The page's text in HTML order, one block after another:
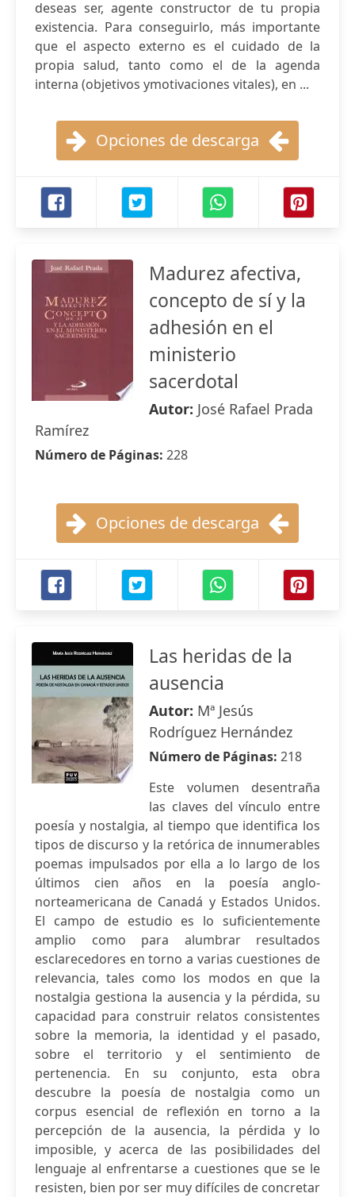
deseas ser, agente constructor de tu propia
existencia. Para conseguirlo, más importante
que el aspecto externo es el cuidado de la
propia salud, tanto como el de la agenda
interna (objetivos ymotivaciones vitales), en ...
Opciones de descarga
Madurez afectiva,
concepto de sí y la
adhesión en el
ministerio
sacerdotal
Autor: José Rafael Prada
Ramírez
Número de Páginas: 228
Opciones de descarga
Las heridas de la
ausencia
Autor: Mª Jesús
Rodríguez Hernández
Número de Páginas: 218
Este volumen desentraña
las claves del vínculo entre
poesía y nostalgia, al tiempo que identifica los
tipos de discurso y la retórica de innumerables
poemas impulsados por ella a lo largo de los
últimos cien años en la poesía anglo-
norteamericana de Canadá y Estados Unidos.
El campo de estudio es lo suficientemente
amplio como para alumbrar resultados
esclarecedores en torno a varias cuestiones de
relevancia, tales como los modos en que la
nostalgia gestiona la ausencia y la pérdida, su
capacidad para construir relatos consistentes
sobre la memoria, la identidad y el pasado,
sobre el territorio y el sentimiento de
pertenencia. En su conjunto, esta obra
descubre la poesía de nostalgia como un
corpus esencial de reflexión en torno a la
percepción de la ausencia, la pérdida y lo
imposible, y acerca de las posibilidades del
lenguaje al enfrentarse a cuestiones que se le
resisten, bien por ser muy difíciles de concretar